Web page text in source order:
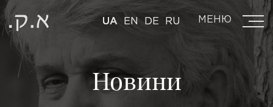
UA EN DE RU МЕНЮ
Новини